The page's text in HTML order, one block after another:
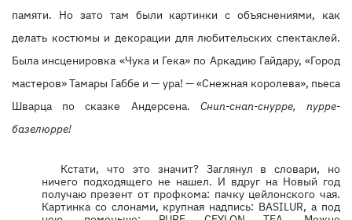
памяти. Но зато там были картинки с объяснениями, как
делать костюмы и декорации для любительских спектаклей.
Была инсценировка «Чука и Гека» по Аркадию Гайдару, «Город
мастеров» Тамары Габбе и — ура! — «Снежная королева», пьеса
Шварца по сказке Андерсена. Снип-снап-снурре, пурре-
базелюрре!
Кстати, что это значит? Заглянул в словари, но
ничего подходящего не нашел. И вдруг на Новый год
получаю презент от профкома: пачку цейлонского чая.
Картинка со слонами, крупная надпись: BASILUR, а под